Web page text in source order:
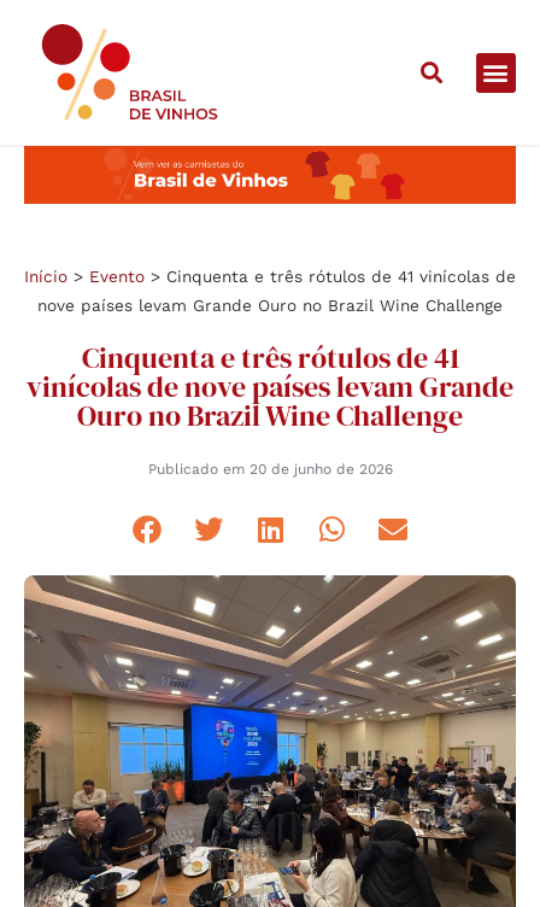
Início > Evento > Cinquenta e três rótulos de 41 vinícolas de
nove países levam Grande Ouro no Brazil Wine Challenge
Cinquenta e três rótulos de 41
vinícolas de nove países levam Grande
Ouro no Brazil Wine Challenge
Publicado em 20 de junho de 2026